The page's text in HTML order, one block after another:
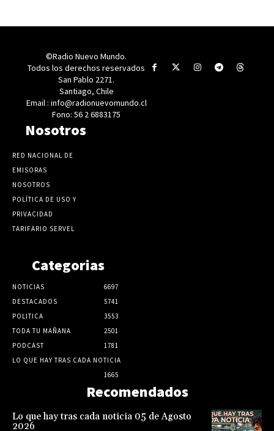
©Radio Nuevo Mundo.
Todos los derechos reservados
San Pablo 2271.
Santiago, Chile
Email : info@radionuevomundo.cl
Fono: 56 2 6883175
Nosotros
RED NACIONAL DE
EMISORAS
NOSOTROS
POLÍTICA DE USO Y
PRIVACIDAD
TARIFARIO SERVEL
Categorias
NOTICIAS
6697
DESTACADOS
5741
POLITICA
3553
TODA TU MAÑANA
2501
PODCAST
1781
LO QUE HAY TRAS CADA NOTICIA
1665
Recomendados
Lo que hay tras cada noticia 05 de Agosto
2026